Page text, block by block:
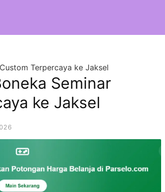
Terpercaya ke Jaksel
Seminar
ke Jaksel